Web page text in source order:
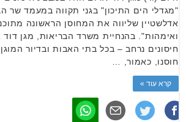
"מגדלי הים התיכון" בגני תקווה במעמד שר
אדלשטיין שליווה את המחוסן הראשונה
ואימהות". בהנחיית משרד הבריאות, מגן
חיסונים נרחב – בכל בתי האבות ובדיור
חוסנו, כאמור, …
קרא עוד »